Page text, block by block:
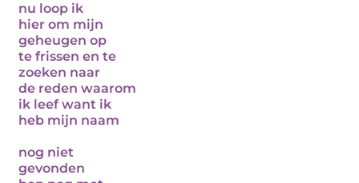
nu loop ik
hier om mijn
geheugen op
te frissen en te
zoeken naar
de reden waarom
ik leef want ik
heb mijn naam
nog niet
gevonden